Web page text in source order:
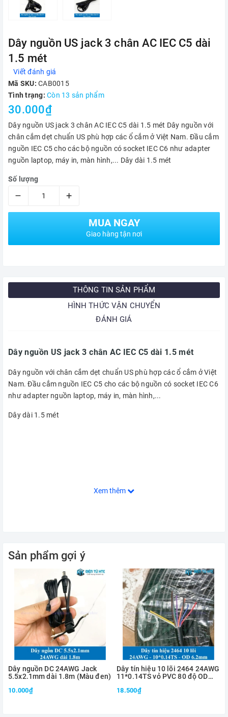
Dây nguồn US jack 3 chân AC IEC C5 dài
1.5 mét
Viết đánh giá
Mã SKU: CAB0015
Tình trạng: Còn 13 sản phẩm
30.000₫
Dây nguồn US jack 3 chân AC IEC C5 dài 1.5 mét Dây nguồn với
chân cắm dẹt chuẩn US phù hợp các ổ cắm ở Việt Nam. Đầu cắm
nguồn IEC C5 cho các bộ nguồn có socket IEC C6 như adapter
nguồn laptop, máy in, màn hình,... Dây dài 1.5 mét
Số lượng
– +
MUA NGAY
Giao hàng tận nơi
THÔNG TIN SẢN PHẨM
HÌNH THỨC VẬN CHUYỂN
ĐÁNH GIÁ
Dây nguồn US jack 3 chân AC IEC C5 dài 1.5 mét
Dây nguồn với chân cắm dẹt chuẩn US phù hợp các ổ cắm ở Việt
Nam. Đầu cắm nguồn IEC C5 cho các bộ nguồn có socket IEC C6
như adapter nguồn laptop, máy in, màn hình,...
Dây dài 1.5 mét
Xem thêm
Sản phẩm gợi ý
Dây nguồn DC 24AWG Jack
5.5x2.1mm dài 1.8m (Màu đen)
10.000₫
Dây tín hiệu 10 lõi 2464 24AWG
11*0.14TS vỏ PVC 80 độ OD
18.500₫